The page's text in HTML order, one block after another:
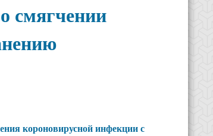
смягчении
короновирусной инфекции с